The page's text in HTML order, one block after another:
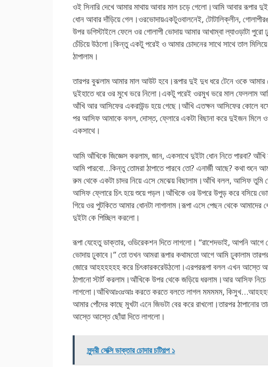
ওই সিনারি দেখে আমার মাথায় আবার মাল চড়ে গেলো।আমি আবার
ধোন আবার দাঁড়িয়ে গেল।ওরভোদায়একটুওবালনেই, টোটালিক্লীন,
উপর ডগিস্টাইলে ফেলে ওর গোলাপী ভোদায় আমার আখাম্বা ল্যাওড়াটা পুরো
চেঁচিয়ে উঠলো।কিন্তু একটু পরেই ও আমার চোদনের সাথে সাথে তাল
ঠাপালাম।
তারপর বুঝলাম আমার মাল আউট হবে।রূপার দুই দুধ ধরে টেনে ওকে আমার
দুইহাতে ধরে ওর মুখে ভরে নিলো।একটু পরেই ওরমুখ ভরে মাল ফেললাম
আঁখি আর আসিফের একরাউন্ড হয়ে গেছে।আঁখি এতক্ষন আসিফের কোলে বসে
পর আসিফ আমাকে বলল, দোস্ত, ফ্লোরে একটা বিছানা করে দুইজন মিলে
একসাথে।
আমি আঁখিকে জিজ্ঞেস করলাম, জান, একসাথে দুইটা ধোন নিতে পারবা? আঁখি
আমি পারবো…কিন্তু তোমরা ঠাপাতে পারবে তো? এনার্জী আছে? কথা শুনে
রুম থেকে একটা চাদর নিয়ে এসে মেঝেয় বিছালাম।আঁখি বলল, আসিফ তুমি
আসিফ ফ্লোরে চিৎ হয়ে শুয়ে পড়ল।আঁখিকে ওর উপরে উপুড় করে বসিয়ে
গিয়ে ওর পুটকিতে আমার ধোনটা লাগালাম।রূপা এসে পেছন থেকে আমাদের
দুইটা কে পিচ্ছিল করলো।
রূপা যেহেতু ডাক্তার, ওডিরেকশন দিতে লাগলো। “রাশেদভাই, আপনি আগে
ভোদায় ঢুকাবে।” তো তখন আমরা রূপার কথামতো আগে আমি ঢুকালাম
জোরে আহহহহহহ করে চিৎকারকরেউঠলো।এরপররূপা বলল এখন আস্তে
ঠাপানো স্টার্ট করলাম।আঁখিকে উপর থেকে জড়িয়ে ধরলাম।আর আসিফ নিচে
লাগলো।আঁখিআঃওঃআঃ করতে করতে বলতে লাগল মমমমম,
আমার পোঁদের কাছে মুখটা এনে জিভটা বের করে রাখলো।তারপর ঠাপানোর
আস্তে আস্তে ছোঁয়া দিতে লাগলো।
সুন্দরী সেক্সি ডাক্তার চোদার চটিগল্প ১